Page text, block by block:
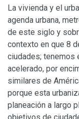
La vivienda y el
agenda urbana,
de este siglo y
contexto en que 8
ciudades; tenemos
acelerado, por
similares de
porque esta
planeación a largo